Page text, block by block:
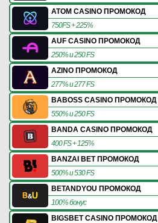
ATOM CASINO ПРОМОКОД
750FS + 225%
AUF CASINO ПРОМОКОД
250% и 250 FS
AZINO ПРОМОКОД
277% и 277 FS
BABOSS CASINO ПРОМОКОД
550% и 250 FS
BANDA CASINO ПРОМОКОД
400 FS + 125%
BANZAI BET ПРОМОКОД
500% и 530 FS
BETANDYOU ПРОМОКОД
100% бонус
BIGSBET CASINO ПРОМОКОД